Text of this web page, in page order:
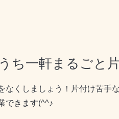
ち一軒まるごと
なくしましょう！片付け苦手
できます(^^♪